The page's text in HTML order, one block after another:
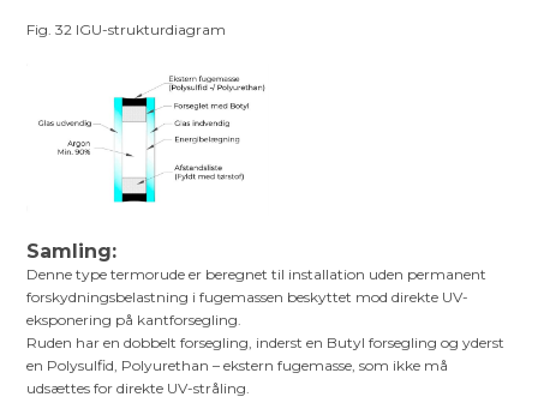
Fig. 32 IGU-strukturdiagram
Samling:
Denne type termorude er beregnet til installation uden permanent
forskydningsbelastning i fugemassen beskyttet mod direkte UV-
eksponering på kantforsegling.
Ruden har en dobbelt forsegling, inderst en Butyl forsegling og yderst
en Polysulfid, Polyurethan – ekstern fugemasse, som ikke må
udsættes for direkte UV-stråling.